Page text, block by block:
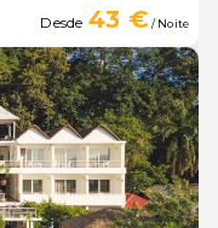
Desde 43 €/ Noite